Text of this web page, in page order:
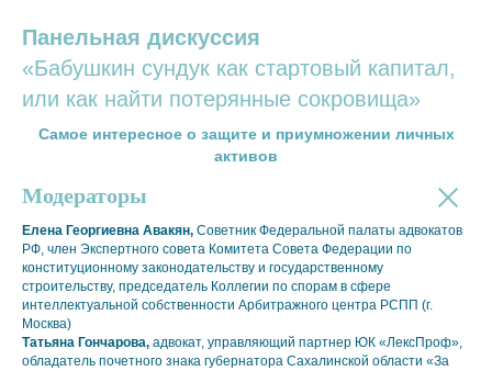
Панельная дискуссия
«Бабушкин сундук как стартовый капитал,
или как найти потерянные сокровища»
Самое интересное о защите и приумножении личных
активов
Модераторы
Елена Георгиевна Авакян, Советник Федеральной палаты адвокатов
РФ, член Экспертного совета Комитета Совета Федерации по
конституционному законодательству и государственному
строительству, председатель Коллегии по спорам в сфере
интеллектуальной собственности Арбитражного центра РСПП (г.
Москва)
Татьяна Гончарова, адвокат, управляющий партнер ЮК «ЛексПроф»,
обладатель почетного знака губернатора Сахалинской области «За